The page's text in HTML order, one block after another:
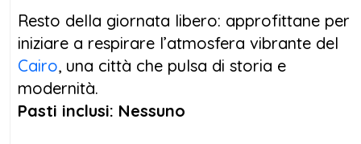
l’itinerario si fa ancora più emozionante con
la visita alla leggendaria
Petra, una delle
Sette Meraviglie del Mondo, e con
un’indimenticabile notte nel deserto di
Rum
, sotto un cielo stellato che toglie il
Resto della giornata libero: approfittane per
iniziare a respirare l’atmosfera vibrante del
Cairo, una città che pulsa di storia e
modernità.
Pasti inclusi: Nessuno